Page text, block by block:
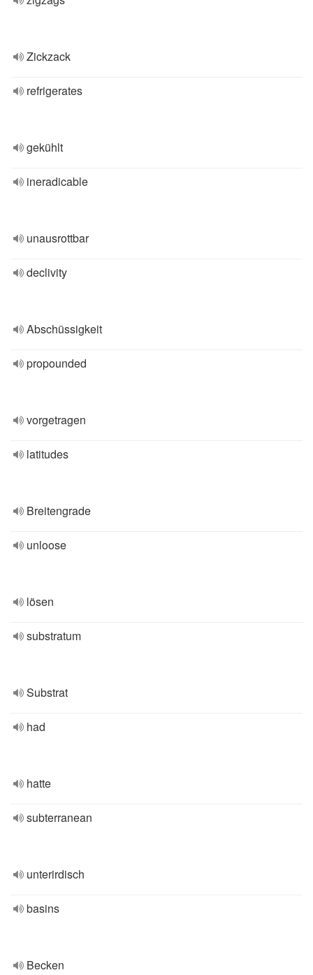
Zickzack
refrigerates
gekühlt
ineradicable
unausrottbar
declivity
Abschüssigkeit
propounded
vorgetragen
latitudes
Breitengrade
unloose
lösen
substratum
Substrat
had
hatte
subterranean
unterirdisch
basins
Becken